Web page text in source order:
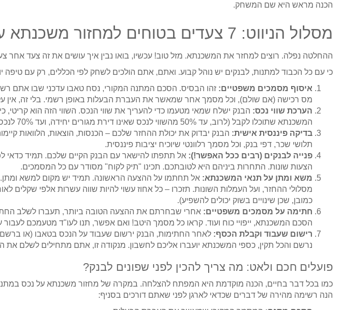
הכנה מראש היא שם המשחק.
מסלול הניווט: 7 צעדים בטוחים למחזור משכנתא על נכס במתנה
ההחלטה נפלה. רוצים למחזר את המשכנתא. מזל טוב! עכשיו, בואו נבין איך עושים את זה צעד אחר
כי עם כל הכבוד למתנות, לבנקים יש נוהל קבוע. ואתם, אתם הולכים לשחק לפי הכללים, רק עם טיפה
איסוף מסמכים משפטיים: זהו הבסיס. הסכם המתנה המקורי, נסח טאבו עדכני שבו אתם
מס רכישה (אם שולם), וכל מסמך אחר שמאשר את העברת הבעלות באופן רשמי. בלי זה, אין
הערכת שווי נכס: הבנק ישלח שמאי מטעמו כדי להעריך את שווי הנכס. השווי הזה הוא קריטי,
המשכנתא שתוכלו לקבל (לרוב, עד 50% מהשווי לנכס שאינו דירת מגורים יחידה, ועד 70% לנכס יחיד, עם סייגים).
בדיקה פיננסית אישית: הבנק יבדוק את יכולת ההחזר שלכם – הכנסות, הוצאות, הלוואות
תלושי שכר, דפי בנק, וכל מסמך רלוונטי שיוכיח יציבות פיננסית.
פנייה לבנקים (רבים ככל האפשר!): אל תתפתו להישאר עם הבנק הקיים שלכם. תמיד כדאי
הצעות שונות. התחרות ביניהם היא לטובתכם. תכינו "תיק לקוח" מסודר עם כל המסמכים.
משא ומתן על תנאי המשכנתא: אל תחתמו על ההצעה הראשונה. תמיד יש מקום למשא
מסלולי ההחזר, ועל העמלות השונות. תזכרו – כל אחוז עשוי להיות שווה עשרות אלפי שקלים
כמובן, שכן שינויים בשוק יכולים להשפיע).
חתימה על מסמכים משפטיים: אחרי שבחרתם את ההצעה הטובה ביותר, תעברו לשלב
הסכם המשכנתא, ייפויי כוח ועוד. קראו כל מסמך היטב! ואם אפשר, תנו לעו"ד מטעמכם לעבור
רישום שעבוד וקבלת הכסף: לאחר החתימות, הבנק ירשום שעבוד על הנכס בטאבו (או
נרשם והכל תקין, כספי המשכנתא יועברו אליכם לחשבון. מנקודה זו, אתם מתחילים לשלם את
פועלים חכם ולאט: מה צריך להכין לפני שפונים לבנק?
כמו בכל דבר בחיים, הכנה מוקדמת היא המפתח להצלחה. במקרה של מחזור משכנתא על נכס במתנה,
הנה רשימה מהירה של דברים שכדאי לארגן לפני שאתם דורכים בסניף: